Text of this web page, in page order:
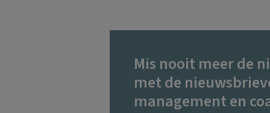
Mis nooit meer de
met de
management en